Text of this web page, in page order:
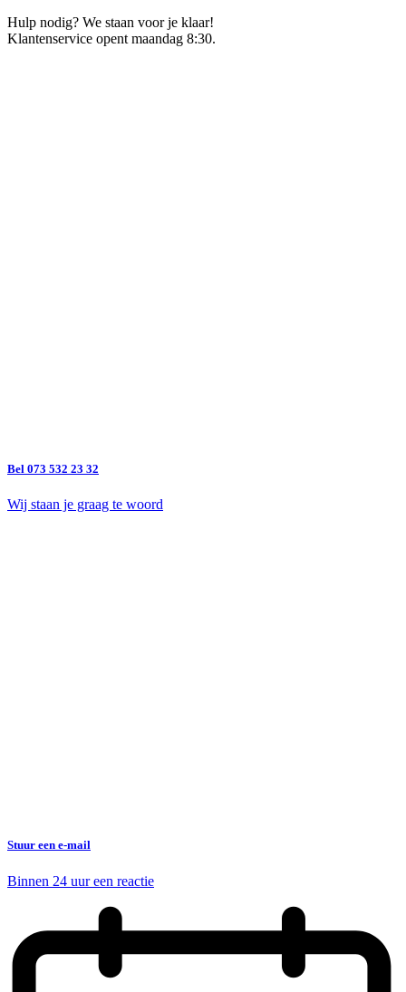
Hulp nodig? We staan voor je klaar!
Klantenservice opent maandag 8:30.
Bel 073 532 23 32
Wij staan je graag te woord
Stuur een e-mail
Binnen 24 uur een reactie